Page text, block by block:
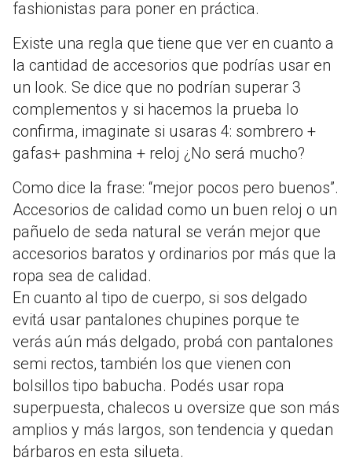
fashionistas para poner en práctica.
Existe una regla que tiene que ver en cuanto a
la cantidad de accesorios que podrías usar en
un look. Se dice que no podrían superar 3
complementos y si hacemos la prueba lo
confirma, imaginate si usaras 4: sombrero +
gafas+ pashmina + reloj ¿No será mucho?
Como dice la frase: “mejor pocos pero buenos”.
Accesorios de calidad como un buen reloj o un
pañuelo de seda natural se verán mejor que
accesorios baratos y ordinarios por más que la
ropa sea de calidad.
En cuanto al tipo de cuerpo, si sos delgado
evitá usar pantalones chupines porque te
verás aún más delgado, probá con pantalones
semi rectos, también los que vienen con
bolsillos tipo babucha. Podés usar ropa
superpuesta, chalecos u oversize que son más
amplios y más largos, son tendencia y quedan
bárbaros en esta silueta.